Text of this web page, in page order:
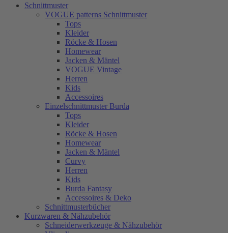
Schnittmuster
VOGUE patterns Schnittmuster
Tops
Kleider
Röcke & Hosen
Homewear
Jacken & Mäntel
VOGUE Vintage
Herren
Kids
Accessoires
Einzelschnittmuster Burda
Tops
Kleider
Röcke & Hosen
Homewear
Jacken & Mäntel
Curvy
Herren
Kids
Burda Fantasy
Accessoires & Deko
Schnittmusterbücher
Kurzwaren & Nähzubehör
Schneiderwerkzeuge & Nähzubehör